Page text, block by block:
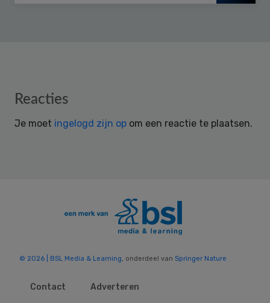
Reader
Reacties
Je moet ingelogd zijn op om een reactie te plaatsen.
© 2026 | BSL Media & Learning , onderdeel van Springer Nature
Contact
Adverteren